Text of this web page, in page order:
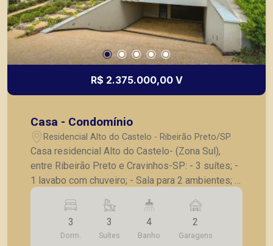
R$ 2.375.000,00 V
Casa - Condomínio
Residencial Alto do Castelo - Ribeirão Preto/SP
Casa residencial Alto do Castelo- (Zona Sul),
entre Ribeirão Preto e Cravinhos-SP: - 3 suítes; -
1 lavabo com chuveiro; - Sala para 2 ambientes; -
Cozinha completa em eletrodomésticos; -
Lavanderia; - Área gourmet; - Piscina com
hidromassagem, aquecimento e iluminação; -
Depósito; - 2 vagas de garagem subterrânea.
3
Dorm.
3
Suítes
4
Banho
2
Garagens